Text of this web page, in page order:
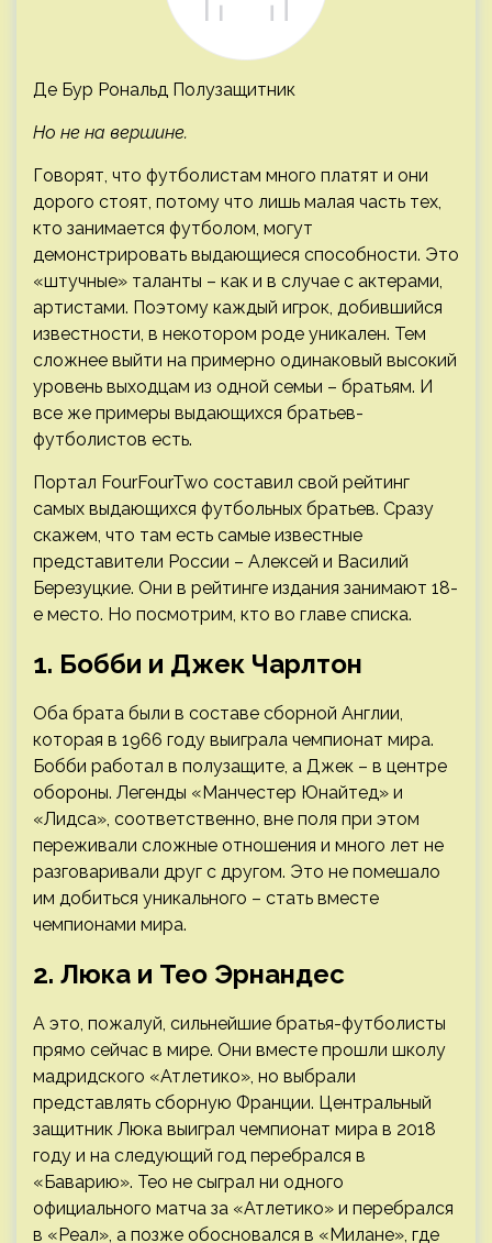
Де Бур Рональд Полузащитник
Но не на вершине.
Говорят, что футболистам много платят и они
дорого стоят, потому что лишь малая часть тех,
кто занимается футболом, могут
демонстрировать выдающиеся способности. Это
«штучные» таланты – как и в случае с актерами,
артистами. Поэтому каждый игрок, добившийся
известности, в некотором роде уникален. Тем
сложнее выйти на примерно одинаковый высокий
уровень выходцам из одной семьи – братьям. И
все же примеры выдающихся братьев-
футболистов есть.
Портал FourFourTwo составил свой рейтинг
самых выдающихся футбольных братьев. Сразу
скажем, что там есть самые известные
представители России – Алексей и Василий
Березуцкие. Они в рейтинге издания занимают 18-
е место. Но посмотрим, кто во главе списка.
1. Бобби и Джек Чарлтон
Оба брата были в составе сборной Англии,
которая в 1966 году выиграла чемпионат мира.
Бобби работал в полузащите, а Джек – в центре
обороны. Легенды «Манчестер Юнайтед» и
«Лидса», соответственно, вне поля при этом
переживали сложные отношения и много лет не
разговаривали друг с другом. Это не помешало
им добиться уникального – стать вместе
чемпионами мира.
2. Люка и Тео Эрнандес
А это, пожалуй, сильнейшие братья-футболисты
прямо сейчас в мире. Они вместе прошли школу
мадридского «Атлетико», но выбрали
представлять сборную Франции. Центральный
защитник Люка выиграл чемпионат мира в 2018
году и на следующий год перебрался в
«Баварию». Тео не сыграл ни одного
официального матча за «Атлетико» и перебрался
в «Реал», а позже обосновался в «Милане», где